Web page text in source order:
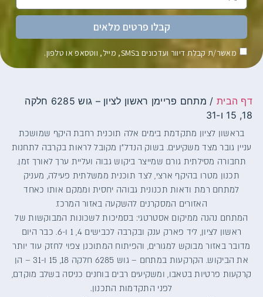
מאשר/ת קבלת דיוור ועדכונים בSMS, מייל, ווטסאפ או טלפון.
קבלו פרטים מלאים
דף הבית /
מתחם פריימן ראשון לציון – גוש 6285 חלקה
18, 15 ו-31
בראשון לציון מתקדמת בימים אלה תוכנית רחבת היקף שמושכת
עניין גובר מצד משקיעים. בשוק הנדל"ן מקובל לראות בקרבה לתחנות
תחבורה מסילתית גורם שמייצר ביקוש גבוה ועליית ערך לאורך זמן.
תכנון מטרו בהיקף ארצי, לצד תוכנית ממשלתית פעילה, מעניק
למתחם רמת ודאות תכנונית גבוהה יחסית וממקם אותו כאחד
האזורים המסקרנים להשקעה באזור המרכז.
המתחם נהנה ממיקום אסטרטגי: בסמיכות לשכונות המבוקשות של
ראשון לציון, ליד פארק ענק ובקרבה לכבישים 4, 1 ו-6. כבר היום
מדובר באזור מבוקש למגורים, והפיתוח המתוכנן צפוי לחזק עוד יותר
את הביקוש. הקרקעות במתחם – גוש 6285 חלקה 18, 15 ו-31 – הן
קרקעות פרטיות בטאבו, ומשקיעים רבים בוחנים כניסה בשלב מוקדם,
לפני התקדמות התכנון.